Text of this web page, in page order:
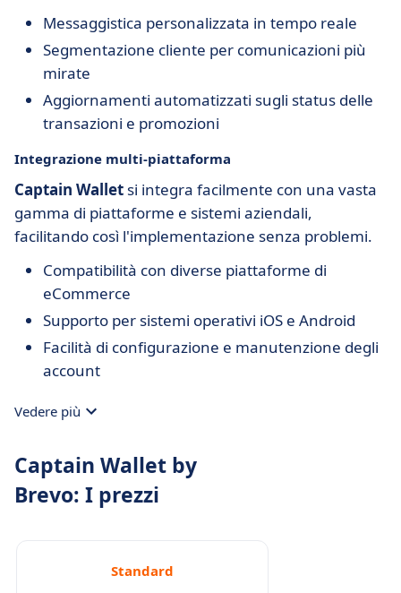
Messaggistica personalizzata in tempo reale
Segmentazione cliente per comunicazioni più
mirate
Aggiornamenti automatizzati sugli status delle
transazioni e promozioni
Integrazione multi-piattaforma
Captain Wallet si integra facilmente con una vasta
gamma di piattaforme e sistemi aziendali,
facilitando così l'implementazione senza problemi.
Compatibilità con diverse piattaforme di
eCommerce
Supporto per sistemi operativi iOS e Android
Facilità di configurazione e manutenzione degli
account
Vedere più
Captain Wallet by
Brevo: I prezzi
Standard